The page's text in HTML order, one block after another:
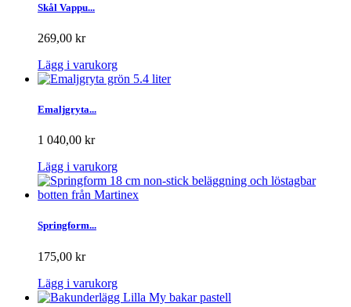
Skål Vappu...
269,00 kr
Lägg i varukorg
Emaljgryta...
1 040,00 kr
Lägg i varukorg
Springform...
175,00 kr
Lägg i varukorg